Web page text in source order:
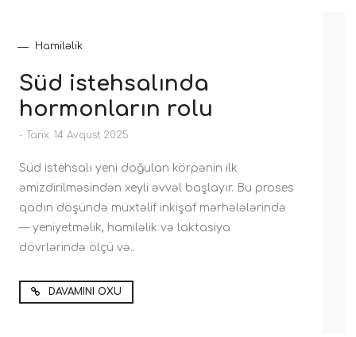
Hamiləlik
Süd istehsalında
hormonların rolu
- Tarix: 14 Avqust 2025
Süd istehsalı yeni doğulan körpənin ilk
əmizdirilməsindən xeyli əvvəl başlayır. Bu proses
qadın döşündə müxtəlif inkişaf mərhələlərində
— yeniyetməlik, hamiləlik və laktasiya
dövrlərində ölçü və..
DAVAMINI OXU